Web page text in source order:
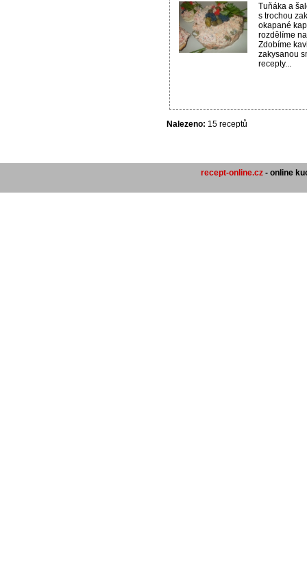
Tuňáka a
s trochou
okapané
rozdělíme
Zdobíme
zakysanou
recepty...
Nalezeno: 15 receptů
recept-online.cz - online